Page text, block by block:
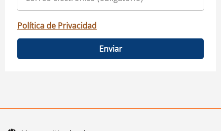
Política de Privacidad
Enviar